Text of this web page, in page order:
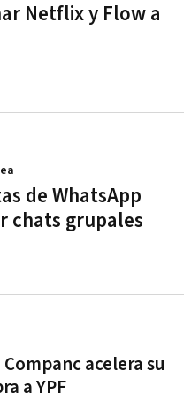
Netflix y Flow a
de WhatsApp
chats grupales
acelera su
a YPF